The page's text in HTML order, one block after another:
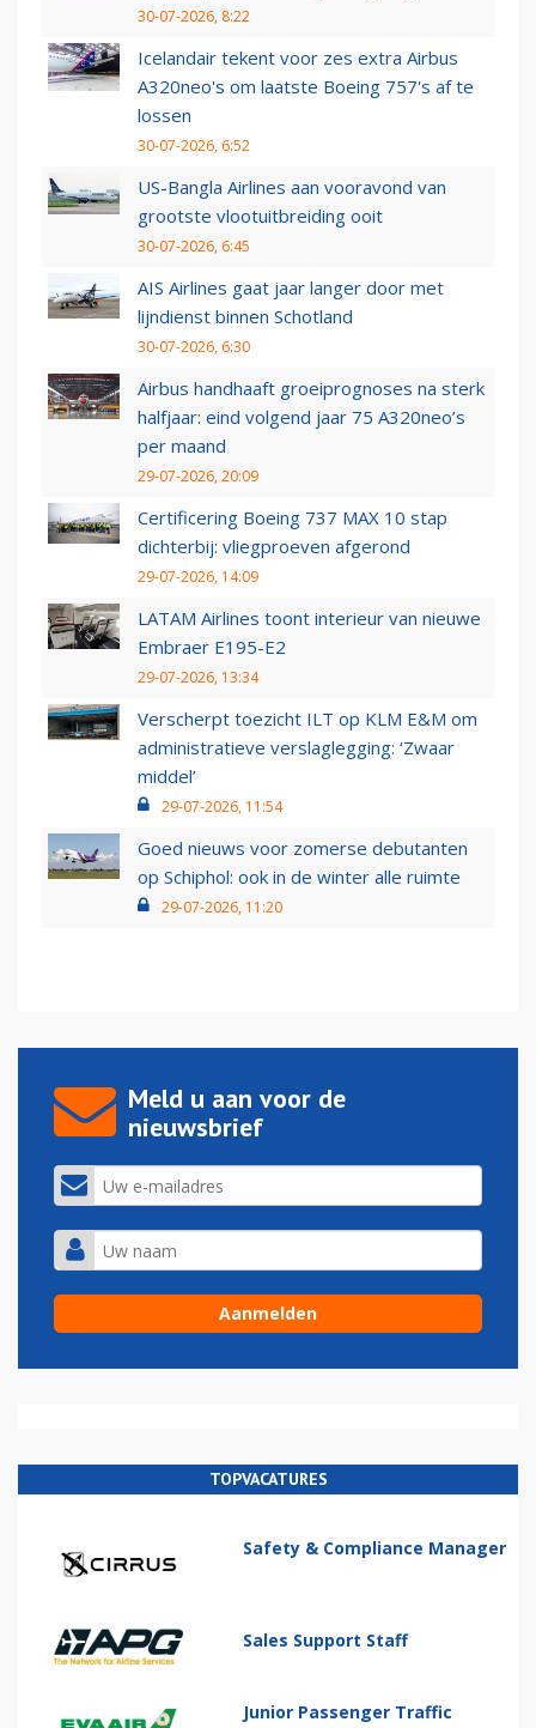
30-07-2026, 8:22
Icelandair tekent voor zes extra Airbus
A320neo's om laatste Boeing 757's af te
lossen
30-07-2026, 6:52
US-Bangla Airlines aan vooravond van
grootste vlootuitbreiding ooit
30-07-2026, 6:45
AIS Airlines gaat jaar langer door met
lijndienst binnen Schotland
30-07-2026, 6:30
Airbus handhaaft groeiprognoses na sterk
halfjaar: eind volgend jaar 75 A320neo’s
per maand
29-07-2026, 20:09
Certificering Boeing 737 MAX 10 stap
dichterbij: vliegproeven afgerond
29-07-2026, 14:09
LATAM Airlines toont interieur van nieuwe
Embraer E195-E2
29-07-2026, 13:34
Verscherpt toezicht ILT op KLM E&M om
administratieve verslaglegging: ‘Zwaar
middel’
29-07-2026, 11:54
Goed nieuws voor zomerse debutanten
op Schiphol: ook in de winter alle ruimte
29-07-2026, 11:20
Meld u aan voor de
nieuwsbrief
TOPVACATURES
Safety & Compliance Manager
Sales Support Staff
Junior Passenger Traffic